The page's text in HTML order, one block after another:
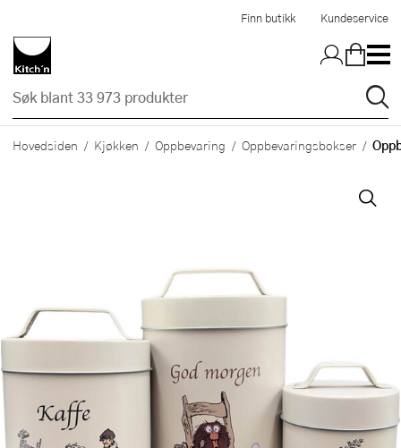
Finn butikk Kundeservice
Hovedsiden Kjøkken Oppbevaring Oppbevaringsbokser